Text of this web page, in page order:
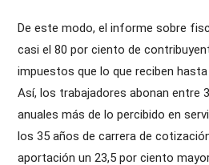
De este modo, el informe sobre
casi el 80 por ciento de
impuestos que lo que reciben hasta
Así, los trabajadores abonan entre
anuales más de lo percibido en
los 35 años de carrera de
aportación un 23,5 por ciento